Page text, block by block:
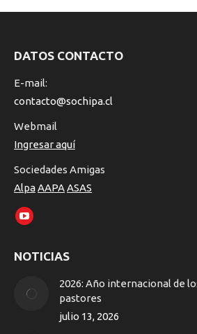
DATOS CONTACTO
E-mail:
contacto@sochipa.cl
Webmail
Ingresar aquí
Sociedades Amigas
AlpaAAPAASAS
Encuéntranos en:
YouTube
opens
new
window
NOTICIAS
2026: Año internacional de
pastores
julio 13, 2026